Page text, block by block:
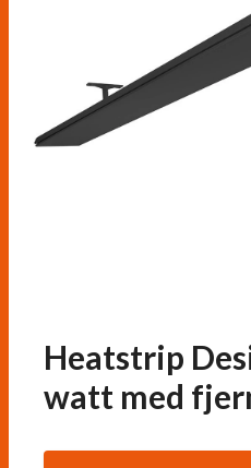
Heatstrip
watt med